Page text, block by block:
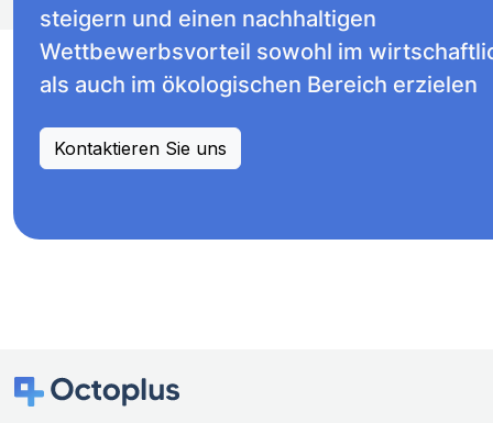
steigern und einen nachhaltigen
Wettbewerbsvorteil sowohl im
als auch im ökologischen Bereich erzielen
Kontaktieren Sie uns